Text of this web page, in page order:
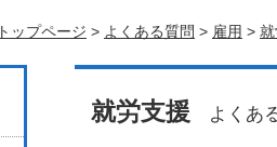
トップページ > よくある質問 > 雇用 >
就労支援 よくあ